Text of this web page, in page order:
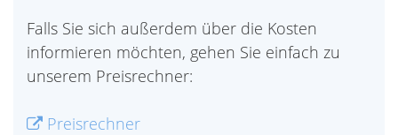
Falls Sie sich außerdem über die Kosten
informieren möchten, gehen Sie einfach zu
unserem Preisrechner:
Preisrechner